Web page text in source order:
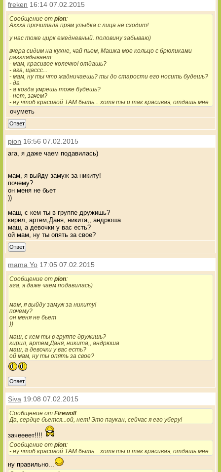
freken 16:14 07.02.2015
Сообщение отpion:
Аххха прочитала прям улыбка с лица не сходит!
у нас тоже цирк ежедневный. половину забываю)
вчера сидим на кухне, чай пьем, Машка мое кольцо с брюликами
разглядывает:
- мам, красивое колечко! отдашь?
- ага, щассс...
- мам, ну ты что жадничаешь? ты до старости его носить будешь?
- да
- а когда умрешь тоже будешь?
- нет, зачем?
- ну чтоб красивой ТАМ быть... хотя ты и так красивая, отдашь мне
очуметь
Ответ
pion 16:56 07.02.2015
ага, я даже чаем подавилась)
мам, я выйду замуж за никиту!
почему?
он меня не бьет
))
маш, с кем ты в группе дружишь?
кирил, артем,Даня, никита,, андрюша
маш, а девочки у вас есть?
ой мам, ну ты опять за свое?
Ответ
mama Yo 17:05 07.02.2015
Сообщение отpion:
ага, я даже чаем подавилась)
мам, я выйду замуж за никиту!
почему?
он меня не бьет
))
маш, с кем ты в группе дружишь?
кирил, артем,Даня, никита,, андрюша
маш, а девочки у вас есть?
ой мам, ну ты опять за свое?
Ответ
Siva 19:08 07.02.2015
Сообщение отFirewolf:
Да, сердце бьется...ой, нет! Это паукан, сейчас я его уберу!
зачеееет!!!!
Сообщение отpion:
- ну чтоб красивой ТАМ быть... хотя ты и так красивая, отдашь мне
ну правильно...